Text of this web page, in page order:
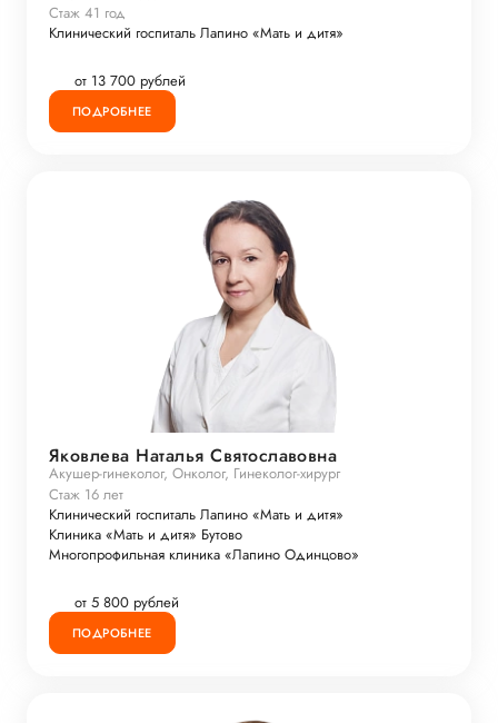
Стаж 41 год
Клинический госпиталь Лапино «Мать и дитя»
от 13 700 рублей
ПОДРОБНЕЕ
Яковлева Наталья Святославовна
Акушер-гинеколог, Онколог, Гинеколог-хирург
Стаж 16 лет
Клинический госпиталь Лапино «Мать и дитя»
Клиника «Мать и дитя» Бутово
Многопрофильная клиника «Лапино Одинцово»
от 5 800 рублей
ПОДРОБНЕЕ